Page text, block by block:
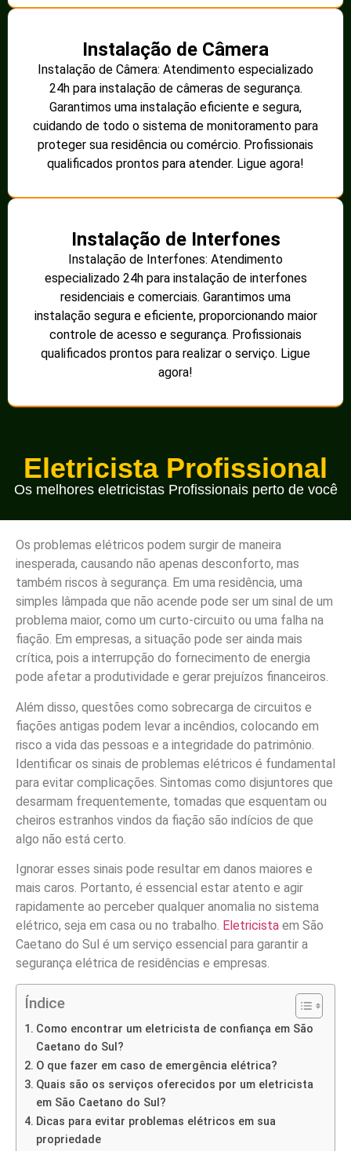
Instalação de Câmera
Instalação de Câmera: Atendimento especializado
24h para instalação de câmeras de segurança.
Garantimos uma instalação eficiente e segura,
cuidando de todo o sistema de monitoramento para
proteger sua residência ou comércio. Profissionais
qualificados prontos para atender. Ligue agora!
Instalação de Interfones
Instalação de Interfones: Atendimento
especializado 24h para instalação de interfones
residenciais e comerciais. Garantimos uma
instalação segura e eficiente, proporcionando maior
controle de acesso e segurança. Profissionais
qualificados prontos para realizar o serviço. Ligue
agora!
Eletricista Profissional
Os melhores eletricistas Profissionais perto de você
Os problemas elétricos podem surgir de maneira
inesperada, causando não apenas desconforto, mas
também riscos à segurança. Em uma residência, uma
simples lâmpada que não acende pode ser um sinal de um
problema maior, como um curto-circuito ou uma falha na
fiação. Em empresas, a situação pode ser ainda mais
crítica, pois a interrupção do fornecimento de energia
pode afetar a produtividade e gerar prejuízos financeiros.
Além disso, questões como sobrecarga de circuitos e
fiações antigas podem levar a incêndios, colocando em
risco a vida das pessoas e a integridade do patrimônio.
Identificar os sinais de problemas elétricos é fundamental
para evitar complicações. Sintomas como disjuntores que
desarmam frequentemente, tomadas que esquentam ou
cheiros estranhos vindos da fiação são indícios de que
algo não está certo.
Ignorar esses sinais pode resultar em danos maiores e
mais caros. Portanto, é essencial estar atento e agir
rapidamente ao perceber qualquer anomalia no sistema
elétrico, seja em casa ou no trabalho. Eletricista em São
Caetano do Sul é um serviço essencial para garantir a
segurança elétrica de residências e empresas.
Índice
Como encontrar um eletricista de confiança em São
Caetano do Sul?
O que fazer em caso de emergência elétrica?
Quais são os serviços oferecidos por um eletricista
em São Caetano do Sul?
Dicas para evitar problemas elétricos em sua
propriedade